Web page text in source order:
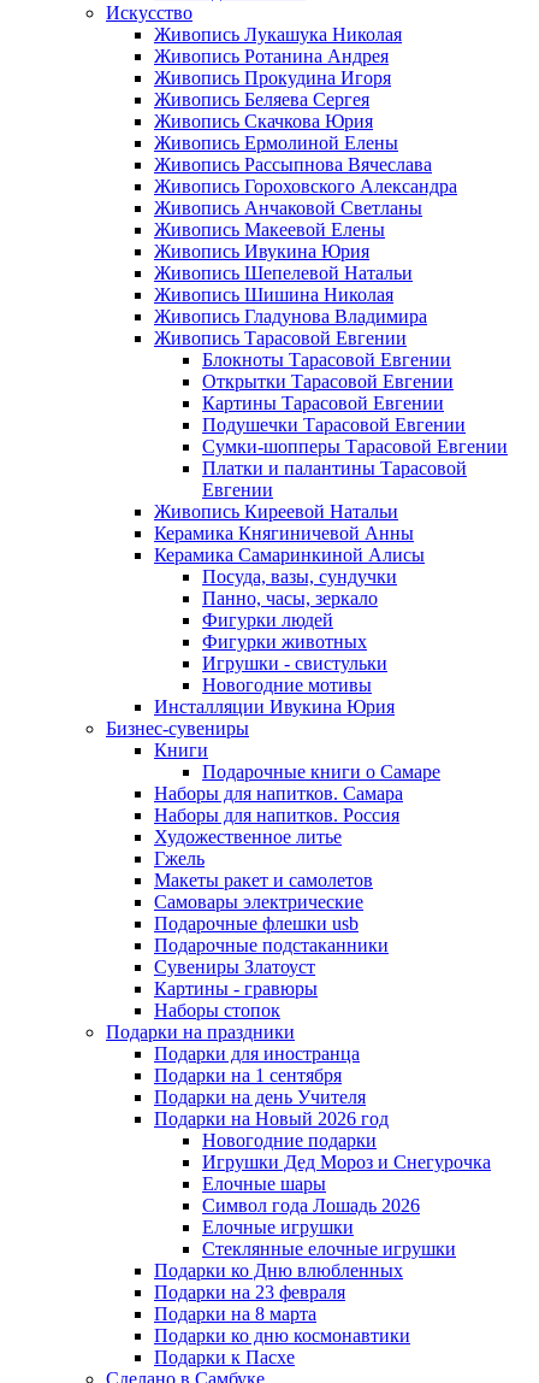
Искусство
Живопись Лукашука Николая
Живопись Ротанина Андрея
Живопись Прокудина Игоря
Живопись Беляева Сергея
Живопись Скачкова Юрия
Живопись Ермолиной Елены
Живопись Рассыпнова Вячеслава
Живопись Гороховского Александра
Живопись Анчаковой Светланы
Живопись Макеевой Елены
Живопись Ивукина Юрия
Живопись Шепелевой Натальи
Живопись Шишина Николая
Живопись Гладунова Владимира
Живопись Тарасовой Евгении
Блокноты Тарасовой Евгении
Открытки Тарасовой Евгении
Картины Тарасовой Евгении
Подушечки Тарасовой Евгении
Сумки-шопперы Тарасовой Евгении
Платки и палантины Тарасовой
Евгении
Живопись Киреевой Натальи
Керамика Княгиничевой Анны
Керамика Самаринкиной Алисы
Посуда, вазы, сундучки
Панно, часы, зеркало
Фигурки людей
Фигурки животных
Игрушки - свистульки
Новогодние мотивы
Инсталляции Ивукина Юрия
Бизнес-сувениры
Книги
Подарочные книги о Самаре
Наборы для напитков. Самара
Наборы для напитков. Россия
Художественное литье
Гжель
Макеты ракет и самолетов
Самовары электрические
Подарочные флешки usb
Подарочные подстаканники
Сувениры Златоуст
Картины - гравюры
Наборы стопок
Подарки на праздники
Подарки для иностранца
Подарки на 1 сентября
Подарки на день Учителя
Подарки на Новый 2026 год
Новогодние подарки
Игрушки Дед Мороз и Снегурочка
Елочные шары
Символ года Лошадь 2026
Елочные игрушки
Стеклянные елочные игрушки
Подарки ко Дню влюбленных
Подарки на 23 февраля
Подарки на 8 марта
Подарки ко дню космонавтики
Подарки к Пасхе
Сделано в Самбуке